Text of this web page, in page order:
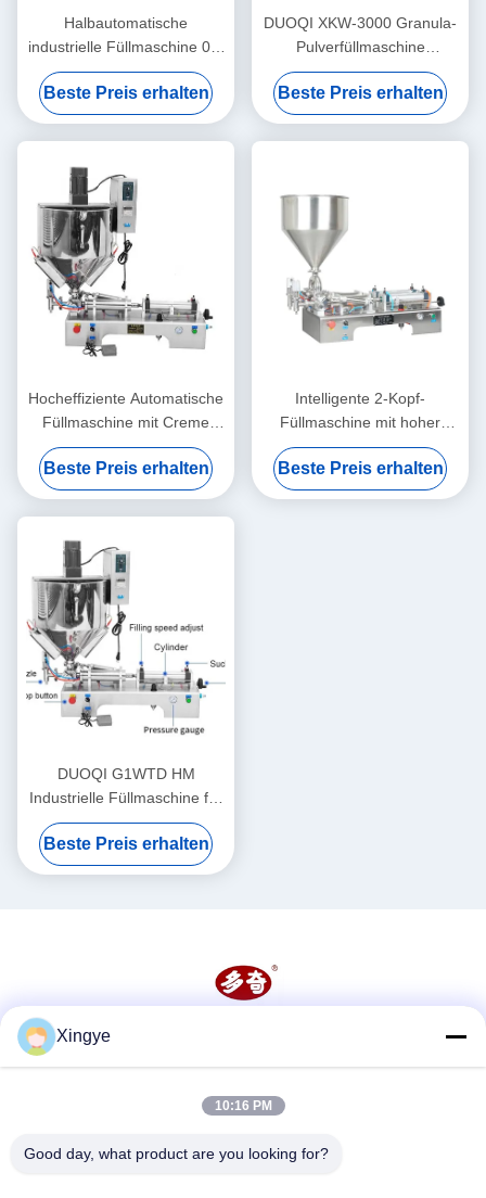
Halbautomatische
industrielle Füllmaschine 0,4
Mpa Lippenstift Heizung
Rührung Füllmaschine
Beste Preis erhalten
DUOQI XKW-3000 Granula-
Pulverfüllmaschine
automatisch für
Kaffeebohnen
Beste Preis erhalten
Hocheffiziente Automatische
Füllmaschine mit Creme
Stabiler Betrieb Rostfest
Beste Preis erhalten
Intelligente 2-Kopf-
Füllmaschine mit hoher
Präzision
Beste Preis erhalten
DUOQI G1WTD HM
Industrielle Füllmaschine für
dicke Paste mit Heizdampfer
Beste Preis erhalten
Xingye
10:16 PM
Good day, what product are you looking for?